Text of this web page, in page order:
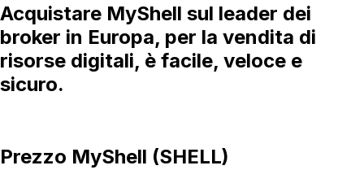
Acquistare MyShell sul leader dei
broker in Europa, per la vendita di
risorse digitali, è facile, veloce e
sicuro.
Prezzo MyShell (SHELL)